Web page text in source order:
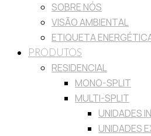
SOBRE NÓS
VISÃO AMBIENTAL
ETIQUETA
PRODUTOS
RESIDENCIAL
MONO-SPLIT
MULTI-SPLIT
UNIDADES
UNIDADES